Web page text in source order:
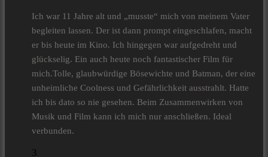
Ich war 11 Jahre alt und „musste“ mich von meinem Vater
begleiten lassen. Der ist dann prompt eingeschlafen, macht
er bis heute im Kino. Ich hingegen war aufgedreht und
glückselig. Ein auch heute noch fantastischer Film für
mich.Tolle, glaubwürdige Bösewichte und Batman, der eine
unheimliche Coolness und Gefährlichkeit ausstrahlt. Hatte
ich bis dato so nie gesehen. Beim Zusammenwirken von
Musik und Film kann ich mich nur anschließen. Ideal
verbunden.
3